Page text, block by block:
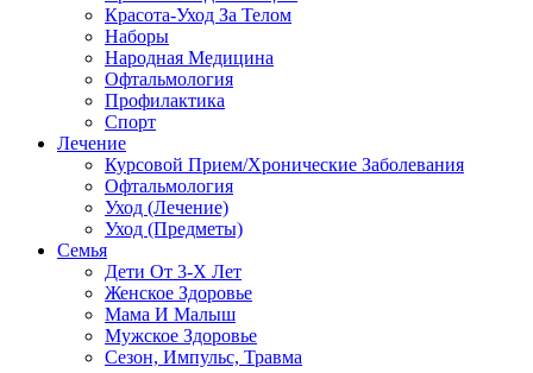
Красота-Уход За Телом
Наборы
Народная Медицина
Офтальмология
Профилактика
Спорт
Лечение
Курсовой Прием/Хронические Заболевания
Офтальмология
Уход (Лечение)
Уход (Предметы)
Семья
Дети От 3-Х Лет
Женское Здоровье
Мама И Малыш
Мужское Здоровье
Сезон, Импульс, Травма